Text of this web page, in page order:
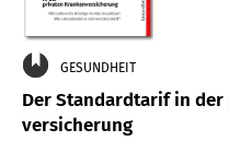
GESUNDHEIT
Der Standard­tarif in
versicherung